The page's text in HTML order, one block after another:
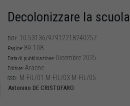
Decolonizzare la scuola
DOI: 10.53136/97912218240257
Pagine: 89-108
Data di pubblicazione: Dicembre 2025
Editore: Aracne
SSD: M-FIL/01 M-FIL/03 M-FIL/05
Antonino DE CRISTOFARO